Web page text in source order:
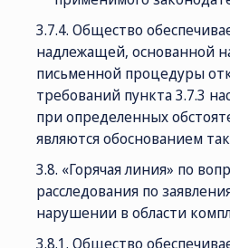
3.7.4. Общество
надлежащей, основанной
письменной процедуры
требований пункта 3.7.3
при определенных
являются обоснованием
3.8. «Горячая линия» по
расследования по
нарушении в области
3.8.1. Общество